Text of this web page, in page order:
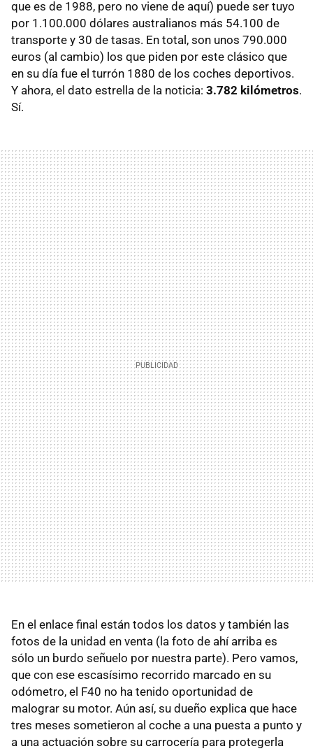
que es de 1988, pero no viene de aquí) puede ser tuyo
por 1.100.000 dólares australianos más 54.100 de
transporte y 30 de tasas. En total, son unos 790.000
euros (al cambio) los que piden por este clásico que
en su día fue el turrón 1880 de los coches deportivos.
Y ahora, el dato estrella de la noticia: 3.782 kilómetros.
Sí.
En el enlace final están todos los datos y también las
fotos de la unidad en venta (la foto de ahí arriba es
sólo un burdo señuelo por nuestra parte). Pero vamos,
que con ese escasísimo recorrido marcado en su
odómetro, el F40 no ha tenido oportunidad de
malograr su motor. Aún así, su dueño explica que hace
tres meses sometieron al coche a una puesta a punto y
a una actuación sobre su carrocería para protegerla